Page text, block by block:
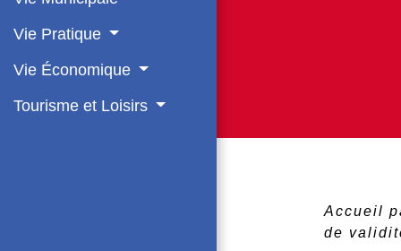
Vie Pratique
Vie Économique
Tourisme et Loisirs
Accueil
de